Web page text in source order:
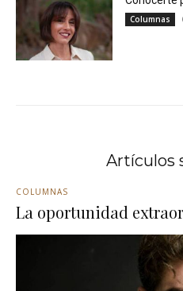
Columnas
Artículos
COLUMNAS
La oportunidad